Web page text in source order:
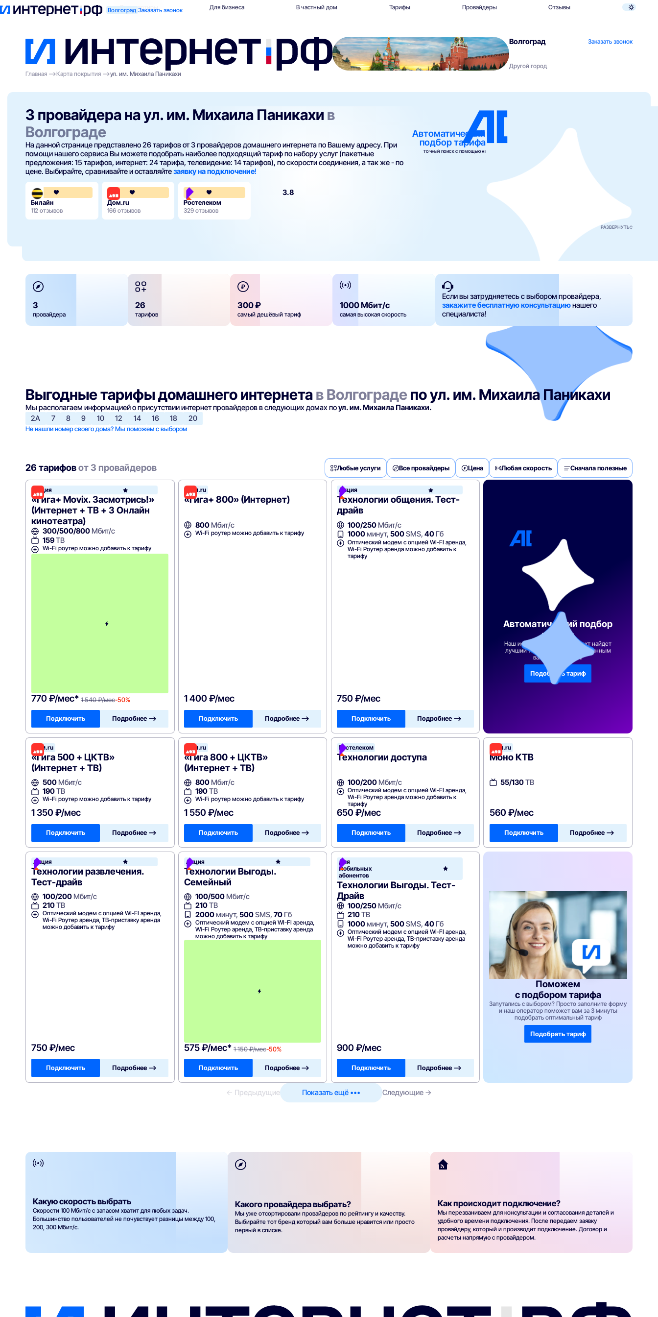
Волгоград Заказать звонок
Поиск по адресу Для квартиры Для бизнеса В частный дом Тарифы Провайдеры Отзывы
Волгоград Заказать звонок
Другой город
Главная
Карта покрытия ул. им. Михаила Паникахи
3 провайдера на ул. им. Михаила Паникахи в
Волгограде
На данной странице представлено 26 тарифов от 3 провайдеров домашнего интернета по Вашему адресу. При
помощи нашего сервиса Вы можете подобрать наиболее подходящий тариф по набору услуг (пакетные
предложения: 15 тарифов, интернет: 24 тарифа, телевидение: 14 тарифов), по скорости соединения, а так же - по
цене. Выбирайте, сравнивайте и оставляйтезаявку на подключение!
Автоматический
подбор тарифа
ТОЧНЫЙ ПОИСК С ПОМОЩЬЮ AI
3.6
Билайн
112 отзывов
4.3
Дом.ru
166 отзывов
3.8
Ростелеком
329 отзывов
РАЗВЕРНУТЬ
3
провайдера
26
тарифов
300 ₽
самый дешёвый тариф
1000 Мбит/с
самая высокая скорость
Если вы затрудняетесь с выбором провайдера,
закажите бесплатную консультациюнашего
специалиста!
Выгодные тарифы домашнего интернетав Волгоградепо ул. им. Михаила Паникахи
Мы располагаем информацией о присутствии интернет провайдеров в следующих домах поул. им. Михаила Паникахи.
2А
7 8 9 10 12 14 16 18 20
Не нашли номер своего дома? Мы поможем с выбором
26 тарифовот 3 провайдеров Любые услуги Все провайдеры Цена Любая скорость Сначала полезные
Акция Дом.ru
«Гига+ Movix. Засмотрись!»
(Интернет + ТВ + 3 Онлайн
кинотеатра)
300/500/800Мбит/с
159ТВ
Wi-Fi роутер можно добавить к тарифу
770 ₽/мес* 1 540 ₽/мес-50%
Подключить Подробнее —>
Дом.ru
«Гига+ 800» (Интернет)
800Мбит/с
Wi-Fi роутер можно добавить к тарифу
1 400 ₽/мес
Подключить Подробнее —>
Акция
Технологии общения. Тест-
драйв
100/250 Мбит/с
1000минут,500SMS,40 Гб
Оптический модем с опцией WI-FI аренда,
Wi-Fi Роутер аренда можно добавить к
тарифу
750 ₽/мес
Подключить Подробнее —>
Автоматический подбор
тарифа
Наш искусственный интеллект найдет
лучший тарифный план по указанным
вами параметрам
Подобрать тариф
Дом.ru
«Гига 500 + ЦКТВ»
(Интернет + ТВ)
500Мбит/с
190ТВ
Wi-Fi роутер можно добавить к тарифу
1 350 ₽/мес
Подключить Подробнее —>
Дом.ru
«Гига 800 + ЦКТВ»
(Интернет + ТВ)
800Мбит/с
190ТВ
Wi-Fi роутер можно добавить к тарифу
1 550 ₽/мес
Подключить Подробнее —>
Ростелеком
Технологии доступа
100/200 Мбит/с
Оптический модем с опцией WI-FI аренда,
Wi-Fi Роутер аренда можно добавить к
тарифу
650 ₽/мес
Подключить Подробнее —>
Дом.ru
Моно КТВ
55/130ТВ
560 ₽/мес
Подключить Подробнее —>
Акция Ростелеком
Технологии развлечения.
Тест-драйв
100/200Мбит/с
210ТВ
Оптический модем с опцией WI-FI аренда,
Wi-Fi Роутер аренда, ТВ-приставку аренда
можно добавить к тарифу
750 ₽/мес
Подключить Подробнее —>
Акция
Технологии Выгоды.
Семейный
100/500Мбит/с
210ТВ
2000минут, 500SMS, 70Гб
Оптический модем с опцией WI-FI аренда,
Wi-Fi Роутер аренда, ТВ-приставку аренда
можно добавить к тарифу
575 ₽/мес* 1 150 ₽/мес-50%
Подключить Подробнее —>
Для
мобильных
абонентов
Технологии Выгоды. Тест-
Драйв
100/250 Мбит/с
210ТВ
1000минут,500SMS,40 Гб
Оптический модем с опцией WI-FI аренда,
Wi-Fi Роутер аренда, ТВ-приставку аренда
можно добавить к тарифу
900 ₽/мес
Подключить Подробнее —>
Поможем
с подбором тарифа
Запутались с выбором? Просто заполните форму
и наш оператор поможет вам за 3 минуты
подобрать оптимальный тариф
Подобрать тариф
← Предыдущие Показать ещё ••• Следующие →
Какую скорость выбрать
Скорости 100 Мбит/с с запасом хватит для любых задач.
Большинство пользователей не почувствует разницы между 100,
200, 300 Мбит/с.
Какого провайдера выбрать?
Мы уже отсортировали провайдеров по рейтингу и качеству.
Выбирайте тот бренд который вам больше нравится или просто
первый в списке.
Как происходит подключение?
Мы перезваниваем для консультации и согласования деталей и
удобного времени подключения. После передаем заявку
провайдеру, который и производит подключение. Договор и
расчеты напрямую с провайдером.